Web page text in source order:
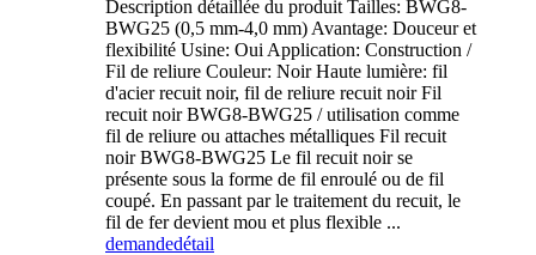
Description détaillée du produit Tailles: BWG8-
BWG25 (0,5 mm-4,0 mm) Avantage: Douceur et
flexibilité Usine: Oui Application: Construction /
Fil de reliure Couleur: Noir Haute lumière: fil
d'acier recuit noir, fil de reliure recuit noir Fil
recuit noir BWG8-BWG25 / utilisation comme
fil de reliure ou attaches métalliques Fil recuit
noir BWG8-BWG25 Le fil recuit noir se
présente sous la forme de fil enroulé ou de fil
coupé. En passant par le traitement du recuit, le
fil de fer devient mou et plus flexible ...
demandedétail